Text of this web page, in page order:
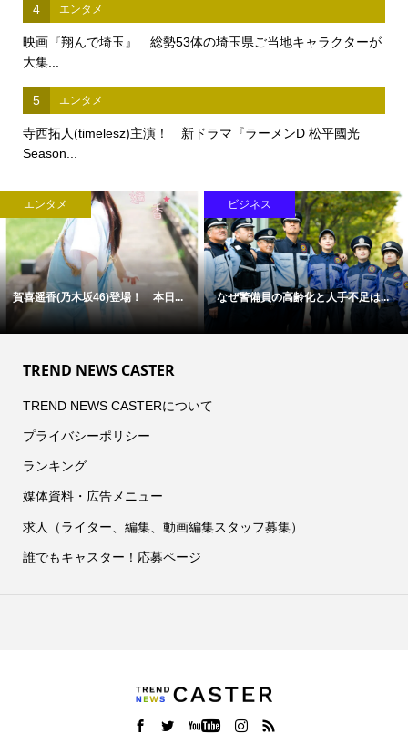
4 エンタメ
映画『翔んで埼玉』 総勢53体の埼玉県ご当地キャラクターが
大集...
5 エンタメ
寺西拓人(timelesz)主演！ 新ドラマ『ラーメンD 松平國光
Season...
エンタメ
賀喜遥香(乃木坂46)登場！ 本日...
ビジネス
なぜ警備員の高齢化と人手不足は...
TREND NEWS CASTER
TREND NEWS CASTERについて
プライバシーポリシー
ランキング
媒体資料・広告メニュー
求人（ライター、編集、動画編集スタッフ募集）
誰でもキャスター！応募ページ